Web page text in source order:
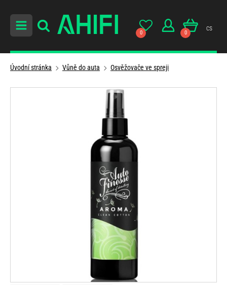
0 0
cs
Úvodní stránka Vůně do auta Osvěžovače ve spreji